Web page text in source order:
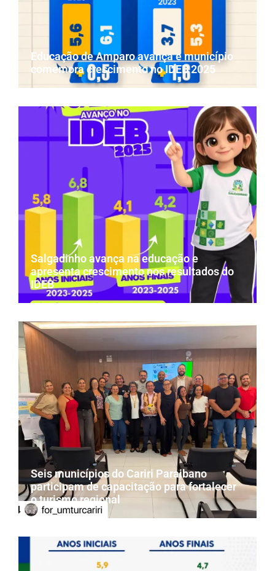
Educação de Amparo avança e município
comemora crescimento no IDEB 2025
Salgadinho avança na educação e
apresenta crescimento nos resultados do
IDEB
Seis municípios do Cariri Paraibano
participam de capacitação para fortalecer
o turismo regional